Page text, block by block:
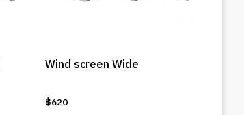
Wind screen Wide
฿620